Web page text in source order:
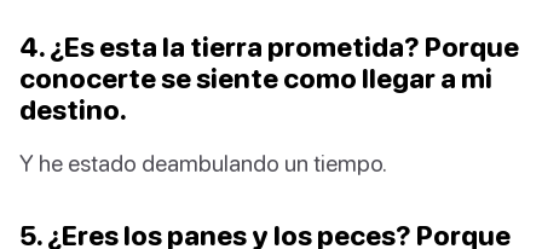
4. ¿Es esta la tierra prometida? Porque
conocerte se siente como llegar a mi
destino.
Y he estado deambulando un tiempo.
5. ¿Eres los panes y los peces? Porque